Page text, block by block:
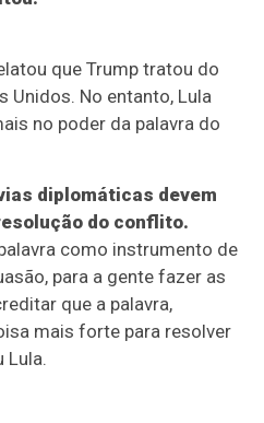
que Trump tratou do
Unidos. No entanto, Lula
no poder da palavra do
diplomáticas devem
do conflito.
como instrumento de
para a gente fazer as
que a palavra,
mais forte para resolver
Lula.